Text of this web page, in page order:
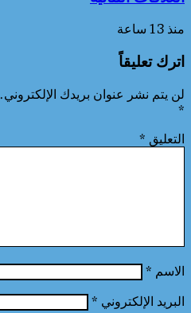
منذ 13 ساعة
اترك تعليقاً
لن يتم نشر عنوان بريدك الإلكتروني.
*
التعليق *
الاسم *
البريد الإلكتروني *